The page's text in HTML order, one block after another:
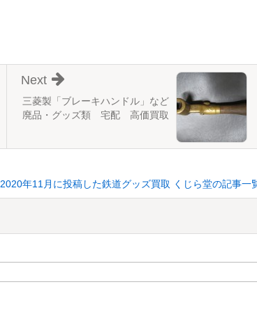
三菱製「ブレーキハンドル」など
廃品・グッズ類 宅配 高価買取
Next
2020年11月に投稿した鉄道グッズ買取 くじら堂の記事一